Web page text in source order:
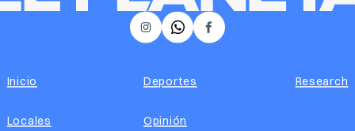
𝕏 Facebook
Instagram
Inicio
Locales
Deportes
Opinión
Research